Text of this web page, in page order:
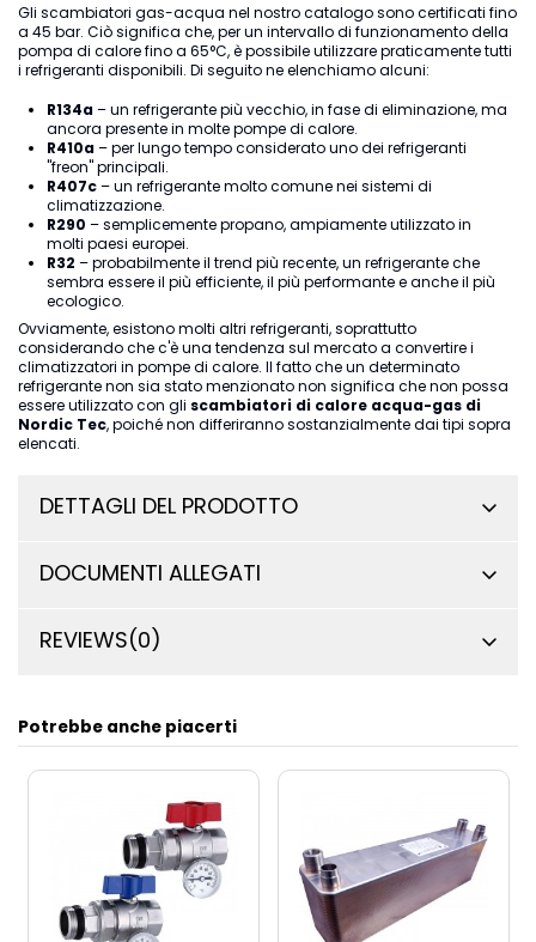
Gli scambiatori gas-acqua nel nostro catalogo sono certificati fino
a 45 bar. Ciò significa che, per un intervallo di funzionamento della
pompa di calore fino a 65°C, è possibile utilizzare praticamente tutti
i refrigeranti disponibili. Di seguito ne elenchiamo alcuni:
R134a– un refrigerante più vecchio, in fase di eliminazione, ma
ancora presente in molte pompe di calore.
R410a– per lungo tempo considerato uno dei refrigeranti
"freon" principali.
R407c– un refrigerante molto comune nei sistemi di
climatizzazione.
R290 – semplicemente propano, ampiamente utilizzato in
molti paesi europei.
R32 – probabilmente il trend più recente, un refrigerante che
sembra essere il più efficiente, il più performante e anche il più
ecologico.
Ovviamente, esistono molti altri refrigeranti, soprattutto
considerando che c'è una tendenza sul mercato a convertire i
climatizzatori in pompe di calore. Il fatto che un determinato
refrigerante non sia stato menzionato non significa che non possa
essere utilizzato con gli scambiatori di calore acqua-gas di
Nordic Tec, poiché non differiranno sostanzialmente dai tipi sopra
elencati.
DETTAGLI DEL PRODOTTO
DOCUMENTI ALLEGATI
REVIEWS(0)
Potrebbe anche piacerti